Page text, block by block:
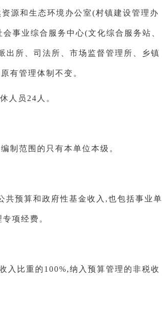
源和生态环境办公室(村镇建设管理办
事业综合服务中心(文化综合服务站、
出所、司法所、市场监督管理所、乡镇
有管理体制不变。
人员24人。
制范围的只有本单位本级。
共预算和政府性基金收入,也包括事业单
项经费。
入比重的100%,纳入预算管理的非税收